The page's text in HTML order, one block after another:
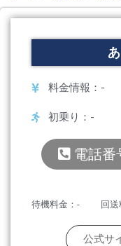
料金情報：-
初乗り：-
電話番
待機料金：- 回
公式サ